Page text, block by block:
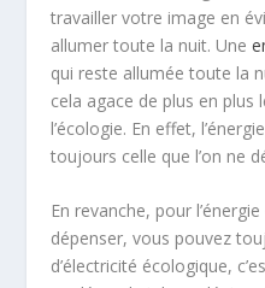
travailler votre image en
allumer toute la nuit. Une
qui reste allumée toute la
cela agace de plus en
l’écologie. En effet,
toujours celle que l’on ne
En revanche, pour
dépenser, vous pouvez
d’électricité écologique,